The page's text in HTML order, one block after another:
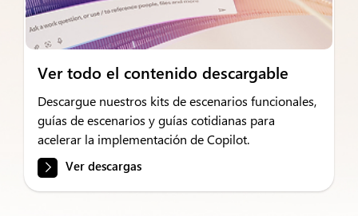
Ver todo el contenido descargable
Descargue nuestros kits de escenarios funcionales,
guías de escenarios y guías cotidianas para
acelerar la implementación de Copilot.
Ver descargas